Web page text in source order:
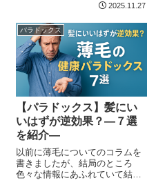
2025.11.27
パラドックス
【パラドックス】髪にい
いはずが逆効果？―７選
を紹介―
以前に薄毛についてのコラムを
書きましたが、結局のところ
色々な情報にあふれていて結局